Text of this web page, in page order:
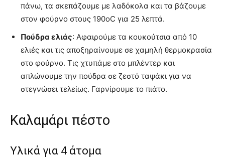
πάνω, τα σκεπάζουμε με λαδόκολα και τα βάζουμε
στον φούρνο στους 190oC για 25 λεπτά.
Πούδρα ελιάς: Αφαιρούμε τα κουκούτσια από 10
ελιές και τις αποξηραίνουμε σε χαμηλή θερμοκρασία
στο φούρνο. Τις χτυπάμε στο μπλέντερ και
απλώνουμε την πούδρα σε ζεστό ταψάκι για να
στεγνώσει τελείως. Γαρνίρουμε το πιάτο.
Καλαμάρι πέστο
Yλικά για 4 άτομα